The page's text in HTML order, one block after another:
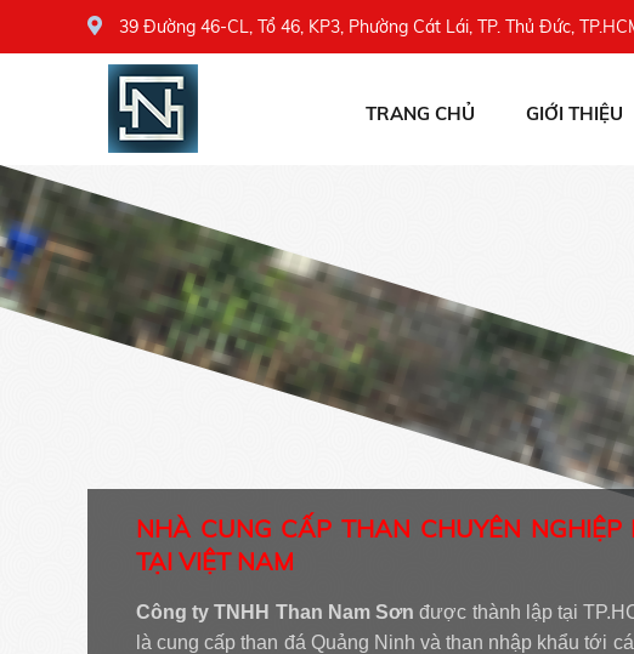
39 Đường 46-CL, Tổ 46, KP3, Phường Cát Lái, TP. Thủ Đức,
TRANG CHỦ GIỚI THIỆU
NHÀ CUNG CẤP THAN CHUYÊN
TẠI VIỆT NAM
Công ty TNHH Than Nam Sơnđược thành lập tại
là cung cấp than đá Quảng Ninh và than nhập khẩu tới